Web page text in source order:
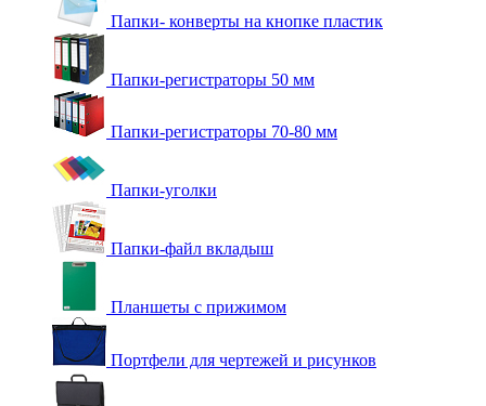
Папки- конверты на кнопке пластик
Папки-регистраторы 50 мм
Папки-регистраторы 70-80 мм
Папки-уголки
Папки-файл вкладыш
Планшеты с прижимом
Портфели для чертежей и рисунков